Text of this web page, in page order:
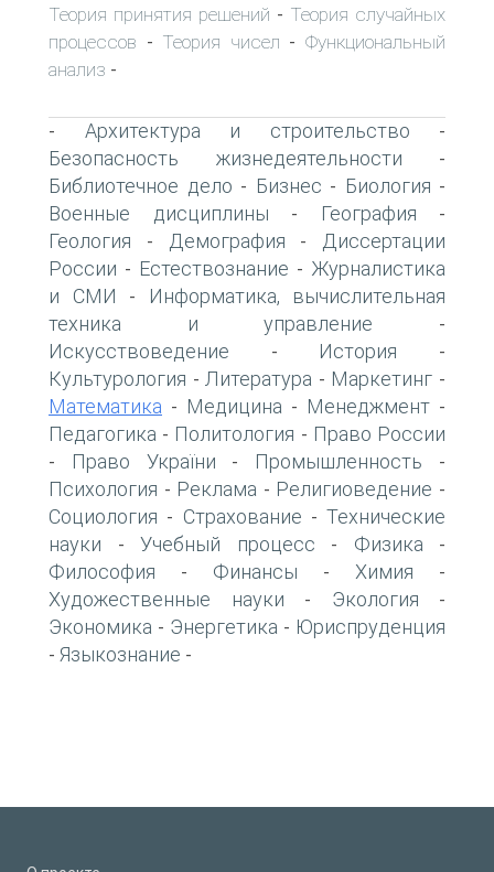
Теория принятия решений - Теория случайных
процессов - Теория чисел -Функциональный
анализ -
- Архитектура и строительство -
Безопасность жизнедеятельности -
Библиотечное дело - Бизнес - Биология -
Военные дисциплины - География -
Геология - Демография -
Диссертации
России - Естествознание - Журналистика
и СМИ -
Информатика, вычислительная
техника и управление -
Искусствоведение - История -
Культурология -Литература - Маркетинг -
Математика - Медицина - Менеджмент -
Педагогика - Политология - Право России
- Право України - Промышленность -
Психология - Реклама - Религиоведение -
Социология - Страхование - Технические
науки - Учебный процесс - Физика -
Философия - Финансы - Химия -
Художественные науки - Экология -
Экономика - Энергетика - Юриспруденция
- Языкознание -